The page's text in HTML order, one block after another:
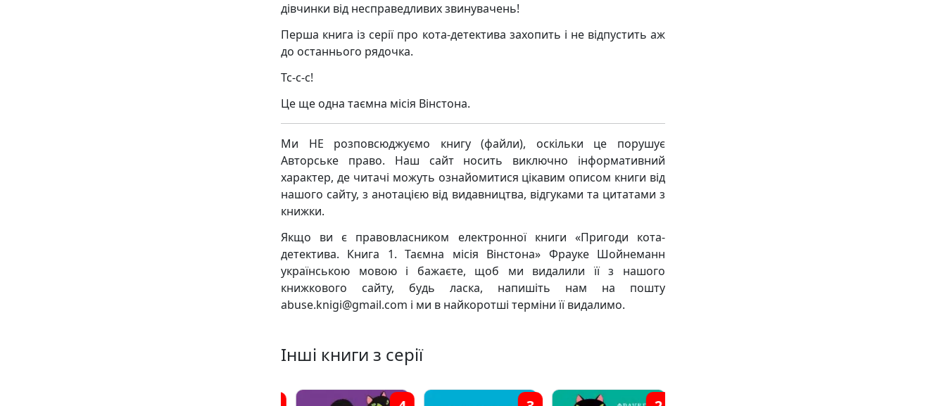
дівчинки від несправедливих звинувачень!
Перша книга із серії про кота-детектива захопить і не відпустить аж
до останнього рядочка.
Тс-с-с!
Це ще одна таємна місія Вінстона.
Ми НЕ розповсюджуємо книгу (файли), оскільки це порушує
Авторське право. Наш сайт носить виключно інформативний
характер, де читачі можуть ознайомитися цікавим описом книги від
нашого сайту, з анотацією від видавництва, відгуками та цитатами з
книжки.
Якщо ви є правовласником електронної книги «Пригоди кота-
детектива. Книга 1. Таємна місія Вінстона» Фрауке Шойнеманн
українською мовою і бажаєте, щоб ми видалили її з нашого
книжкового сайту, будь ласка, напишіть нам на пошту
abuse.knigi@gmail.com і ми в найкоротші терміни її видалимо.
Інші книги з серії